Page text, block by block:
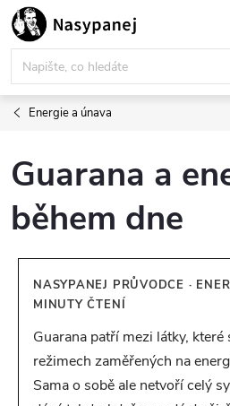
Přejít
na
obsah
Energie a únava
Guarana a
během dne
NASYPANEJ PRŮVODCE ·
MINUTY ČTENÍ
Guarana patří mezi látky,
režimech zaměřených na
Sama o sobě ale netvoří celý